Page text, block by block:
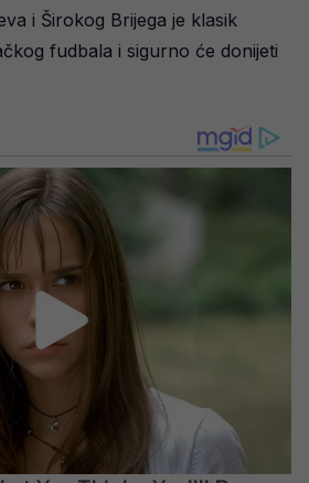
i Širokog Brijega je klasik
fudbala i sigurno će donijeti